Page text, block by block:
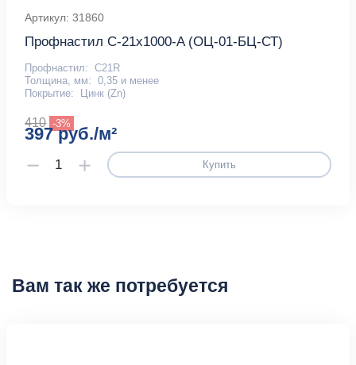
Артикул: 31860
Профнастил С-21x1000-A (ОЦ-01-БЦ-СТ)
Профнастил: С21R
Толщина, мм: 0,35 и менее
Покрытие:
Цинк (Zn)
410 -3%
397 руб./м²
Купить
Вам так же потребуется